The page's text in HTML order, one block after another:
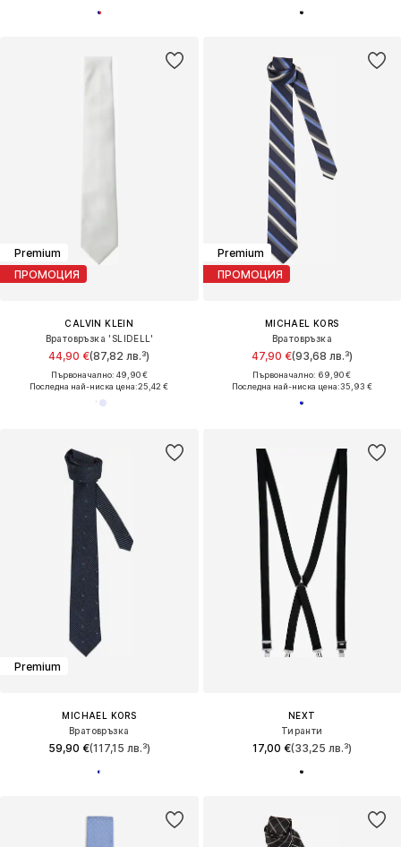
Premium
ПРОМОЦИЯ
CALVIN KLEIN
Вратовръзка 'SLIDELL'
44,90 €(87,82 лв.³)
Първоначално: 49,90 €
Последна най-ниска цена:25,42 €
Premium
ПРОМОЦИЯ
MICHAEL KORS
Вратовръзка
47,90 €(93,68 лв.³)
Първоначално: 69,90 €
Последна най-ниска цена:35,93 €
Premium
MICHAEL KORS
Вратовръзка
59,90 €(117,15 лв.³)
NEXT
Тиранти
17,00 €(33,25 лв.³)